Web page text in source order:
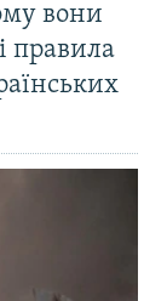
вони
правила